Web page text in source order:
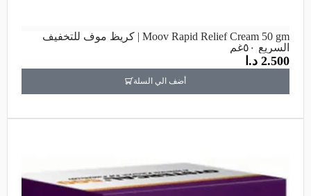
Moov Rapid Relief Cream 50 gm | كريظ موف للتخفيف
السريع ٥٠غم
2.500 د.ا
أضف الي السلة